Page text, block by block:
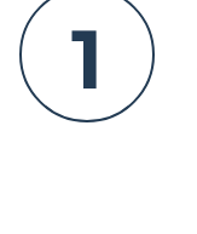
1